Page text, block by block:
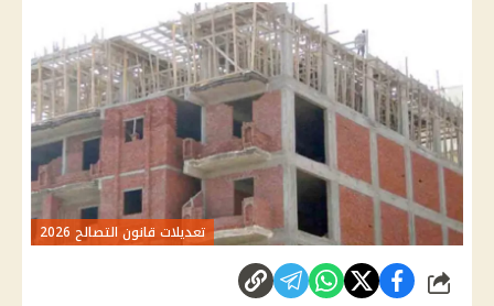
تعديلات قانون التصالح 2026
شارك